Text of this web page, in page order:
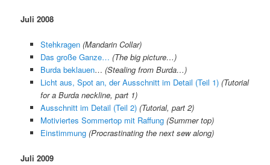
Juli 2008
Stehkragen (Mandarin Collar)
Das große Ganze… (The big picture…)
Burda beklauen… (Stealing from Burda…)
Licht aus, Spot an, der Ausschnitt im Detail (Teil 1) (Tutorial
for a Burda neckline, part 1)
Ausschnitt im Detail (Teil 2) (Tutorial, part 2)
Motiviertes Sommertop mit Raffung (Summer top)
Einstimmung (Procrastinating the next sew along)
Juli 2009